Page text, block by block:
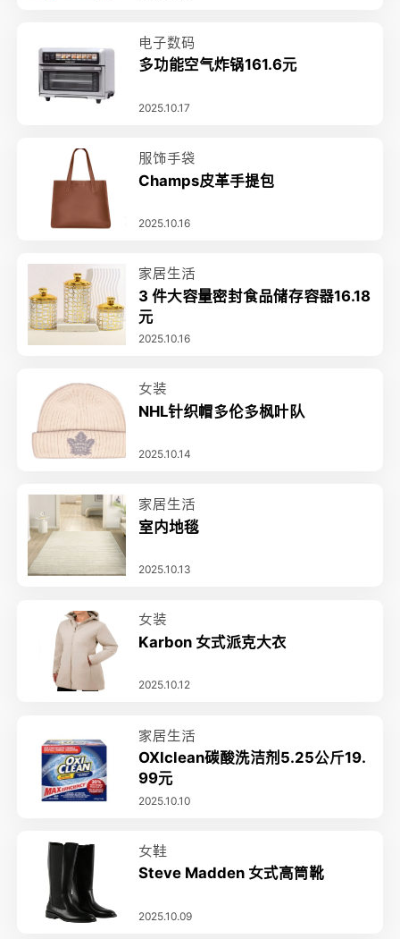
电子数码
多功能空气炸锅161.6元
2025.10.17
服饰手袋
Champs皮革手提包
2025.10.16
家居生活
3 件大容量密封食品储存容器16.18
元
2025.10.16
女装
NHL针织帽多伦多枫叶队
2025.10.14
家居生活
室内地毯
2025.10.13
女装
Karbon 女式派克大衣
2025.10.12
家居生活
OXIclean碳酸洗洁剂5.25公斤19.
99元
2025.10.10
女鞋
Steve Madden 女式高筒靴
2025.10.09